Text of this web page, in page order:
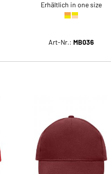
Erhältlich in one size
Art-Nr.: MB036